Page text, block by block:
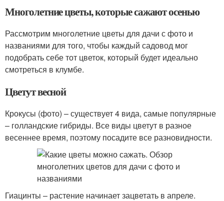
Многолетние цветы, которые сажают осенью
Рассмотрим многолетние цветы для дачи с фото и
названиями для того, чтобы каждый садовод мог
подобрать себе тот цветок, который будет идеально
смотреться в клумбе.
Цветут весной
Крокусы (фото) – существует 4 вида, самые популярные
– голландские гибриды. Все виды цветут в разное
весеннее время, поэтому посадите все разновидности.
Гиацинты – растение начинает зацветать в апреле.